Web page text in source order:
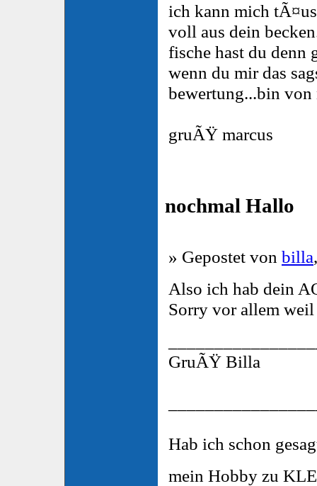
ich kann mich
voll aus dein
fische hast du denn
wenn du mir das
bewertung...bin von
gruÃŸ marcus
nochmal Hallo
» Gepostet von billa
Also ich hab dein
Sorry vor allem
GruÃŸ Billa
Hab ich schon
mein Hobby zu